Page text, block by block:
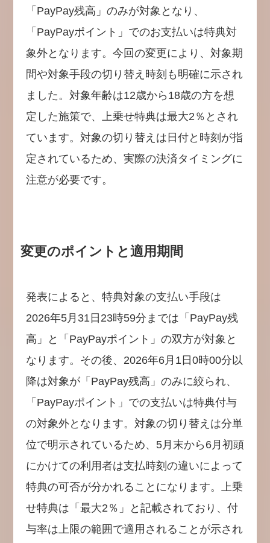
「PayPay残高」のみが対象となり、
「PayPayポイント」でのお支払いは特典対
象外となります。今回の変更により、対象期
間や対象手段の切り替え時刻も明確に示され
ました。対象年齢は12歳から18歳の方を想
定した施策で、上乗せ特典は最大2％とされ
ています。対象の切り替えは日付と時刻が指
定されているため、実際の決済タイミングに
注意が必要です。
変更のポイントと適用期間
発表によると、特典対象の支払い手段は
2026年5月31日23時59分までは「PayPay残
高」と「PayPayポイント」の双方が対象と
なります。その後、2026年6月1日0時00分以
降は対象が「PayPay残高」のみに絞られ、
「PayPayポイント」での支払いは特典付与
の対象外となります。対象の切り替えは分単
位で明示されているため、5月末から6月初頭
にかけての利用者は支払時刻の違いによって
特典の可否が分かれることになります。上乗
せ特典は「最大2％」と記載されており、付
与率は上限の範囲で適用されることが示され